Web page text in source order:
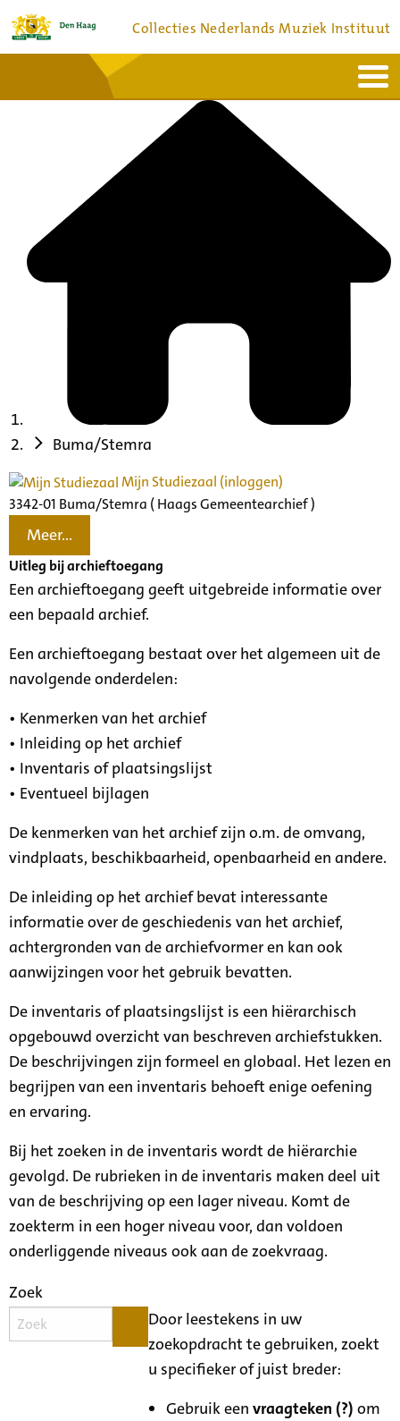
Collecties Nederlands Muziek Instituut
Bronnen en collecties
Buma/Stemra
Mijn Studiezaal (inloggen)
3342-01 Buma/Stemra ( Haags Gemeentearchief )
Meer...
Uitleg bij archieftoegang
Een archieftoegang geeft uitgebreide informatie over
een bepaald archief.
Een archieftoegang bestaat over het algemeen uit de
navolgende onderdelen:
• Kenmerken van het archief
• Inleiding op het archief
• Inventaris of plaatsingslijst
• Eventueel bijlagen
De kenmerken van het archief zijn o.m. de omvang,
vindplaats, beschikbaarheid, openbaarheid en andere.
De inleiding op het archief bevat interessante
informatie over de geschiedenis van het archief,
achtergronden van de archiefvormer en kan ook
aanwijzingen voor het gebruik bevatten.
De inventaris of plaatsingslijst is een hiërarchisch
opgebouwd overzicht van beschreven archiefstukken.
De beschrijvingen zijn formeel en globaal. Het lezen en
begrijpen van een inventaris behoeft enige oefening
en ervaring.
Bij het zoeken in de inventaris wordt de hiërarchie
gevolgd. De rubrieken in de inventaris maken deel uit
van de beschrijving op een lager niveau. Komt de
zoekterm in een hoger niveau voor, dan voldoen
onderliggende niveaus ook aan de zoekvraag.
Zoek
Door leestekens in uw
zoekopdracht te gebruiken, zoekt
u specifieker of juist breder:
Gebruik eenvraagteken (?) om